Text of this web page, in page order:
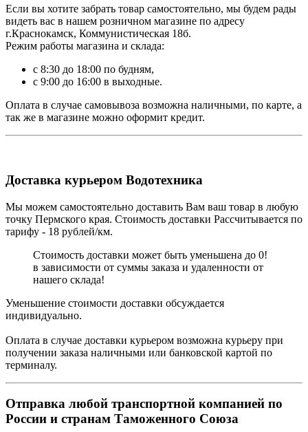
Если вы хотите забрать товар самостоятельно, мы будем рады
видеть вас в нашем розничном магазине по адресу
г.Краснокамск, Коммунистическая 18б.
Режим работы магазина и склада:
с 8:30 до 18:00 по будням,
с 9:00 до 16:00 в выходные.
Оплата в случае самовывоза возможна наличными, по карте, а
так же в магазине можно оформит кредит.
Доставка курьером Водотехника
Мы можем самостоятельно доставить Вам ваш товар в любую
точку Пермского края. Стоимость доставки Рассчитывается по
тарифу - 18 рублей/км.
Стоимость доставки может быть уменьшена до 0!
в зависимости от суммы заказа и удаленности от
нашего склада!
Уменьшение стоимости доставки обсуждается
индивидуально.
Оплата в случае доставки курьером возможна курьеру при
получении заказа наличными или банковской картой по
терминалу.
Отправка любой транспортной компанией по
России и странам Таможенного Союза